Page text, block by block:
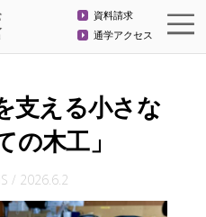
資料請求
通学アクセス
支える小さな
の木工」
/ 2026.6.2